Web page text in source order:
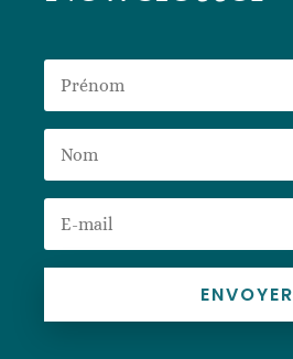
ENVOYER